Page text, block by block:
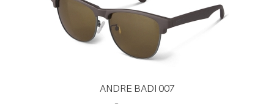
ANDRE BADI 007